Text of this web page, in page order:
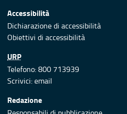
Accessibilità
Dichiarazione di accessibilità
Obiettivi di accessibilità
URP
Telefono: 800 713939
Scrivici:email
Redazione